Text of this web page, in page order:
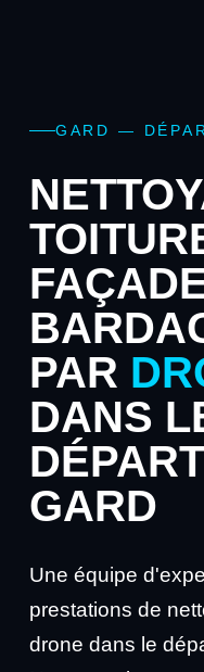
GARD —
PAR
DANS
GARD
Une équipe
prestations de
drone dans le